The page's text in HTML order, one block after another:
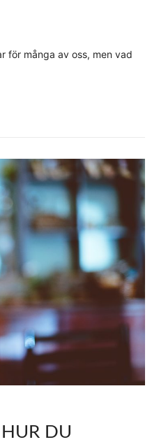
för många av oss, men vad
DU